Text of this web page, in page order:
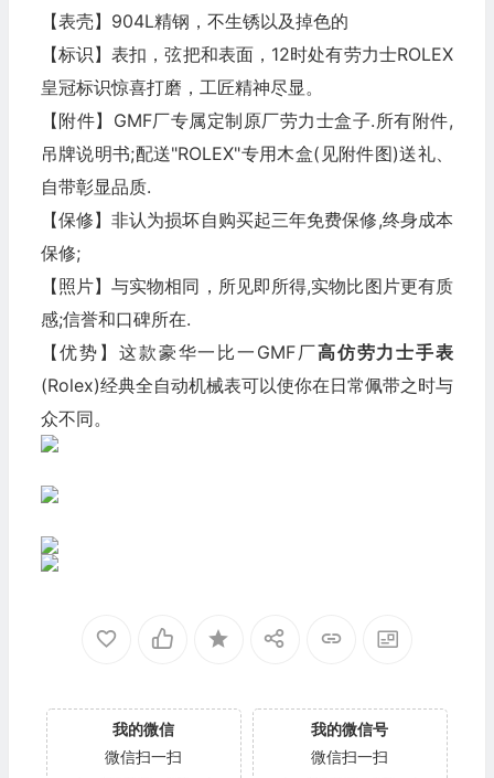
【表壳】904L精钢，不生锈以及掉色的
【标识】表扣，弦把和表面，12时处有劳力士ROLEX
皇冠标识惊喜打磨，工匠精神尽显。
【附件】GMF厂专属定制原厂劳力士盒子.所有附件,
吊牌说明书;配送"ROLEX"专用木盒(见附件图)送礼、
自带彰显品质.
【保修】非认为损坏自购买起三年免费保修,终身成本
保修;
【照片】与实物相同，所见即所得,实物比图片更有质
感;信誉和口碑所在.
【优势】这款豪华一比一GMF厂高仿劳力士手表
(Rolex)经典全自动机械表可以使你在日常佩带之时与
众不同。
我的微信
微信扫一扫
我的微信号
微信扫一扫